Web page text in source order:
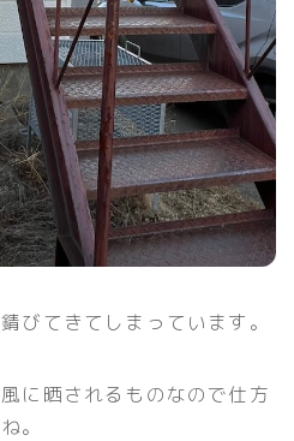
びてきてしまっています。
に晒されるものなので仕方
。